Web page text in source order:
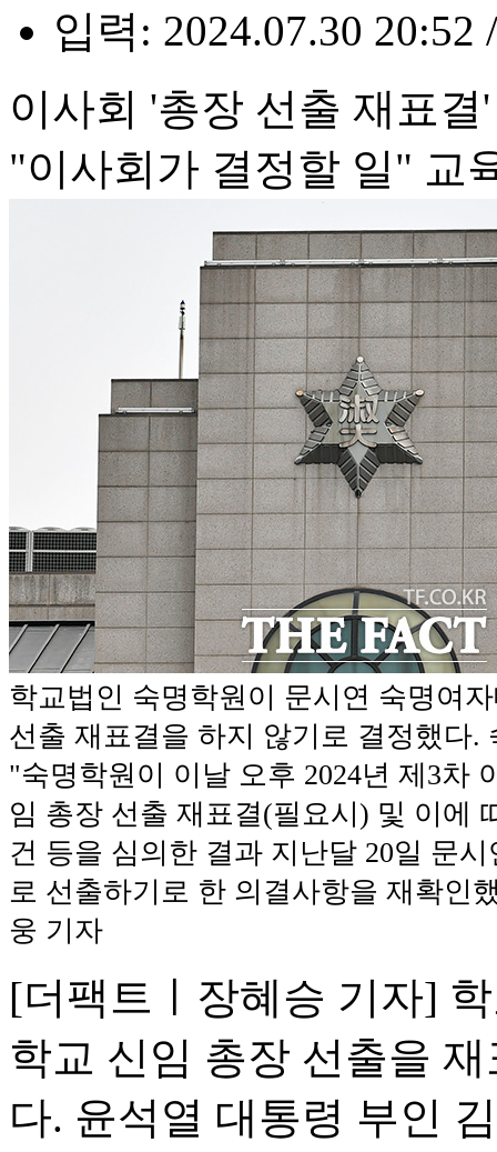
입력: 2024.07.30 20:52
이사회 '총장 선출 재표결
"이사회가 결정할 일" 교
학교법인 숙명학원이 문시연 숙명여
선출 재표결을 하지 않기로 결정했다.
"숙명학원이 이날 오후 2024년 제3차
임 총장 선출 재표결(필요시) 및 이에
건 등을 심의한 결과 지난달 20일 문
로 선출하기로 한 의결사항을 재확인
웅 기자
[더팩트ㅣ장혜승 기자]
학교 신임 총장 선출을
다. 윤석열 대통령 부인